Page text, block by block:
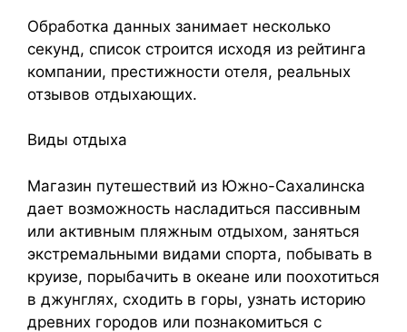
Обработка данных занимает несколько
секунд, список строится исходя из рейтинга
компании, престижности отеля, реальных
отзывов отдыхающих.
Виды отдыха
Магазин путешествий из Южно-Сахалинска
дает возможность насладиться пассивным
или активным пляжным отдыхом, заняться
экстремальными видами спорта, побывать в
круизе, порыбачить в океане или поохотиться
в джунглях, сходить в горы, узнать историю
древних городов или познакомиться с